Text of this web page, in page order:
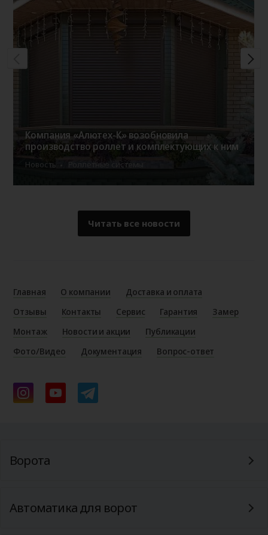
Компания «Алютех-К» возобновила
производство роллет и комплектующих к ним
Новость Роллетные системы
Читать все новости
Главная О компании
Доставка и оплата
Отзывы
Контакты Сервис Гарантия
Замер
Монтаж
Новости и акции
Публикации
Фото/Видео
Документация Вопрос-ответ
Ворота
Автоматика для ворот